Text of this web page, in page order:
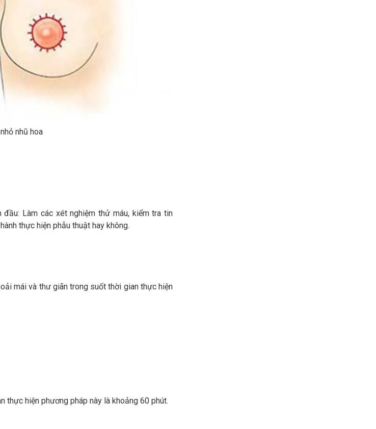
nhũ hoa
Làm các xét nghiệm thử máu, kiểm tra tin
thực hiện phẫu thuật hay không.
mái và thư giãn trong suốt thời gian thực hiện
thực hiện phương pháp này là khoảng 60 phút.